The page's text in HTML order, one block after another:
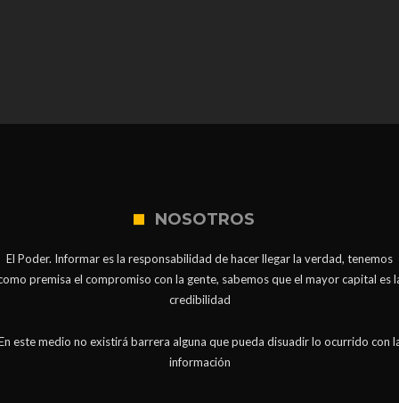
NOSOTROS
El Poder. Informar es la responsabilidad de hacer llegar la verdad, tenemos
premisa el compromiso con la gente, sabemos que el mayor capital es
credibilidad
este medio no existirá barrera alguna que pueda disuadir lo ocurrido con
información